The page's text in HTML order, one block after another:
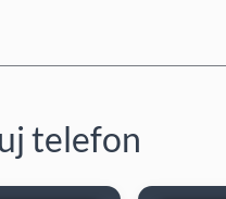
telefon